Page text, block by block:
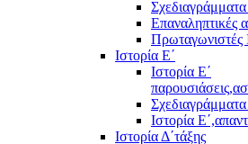
Σχεδιαγράμματα
Επαναληπτικές
Πρωταγωνιστές
Ιστορία Ε΄
Ιστορία Ε΄
Σχεδιαγράμματα
Ιστορία
Ιστορία Δ΄τάξης